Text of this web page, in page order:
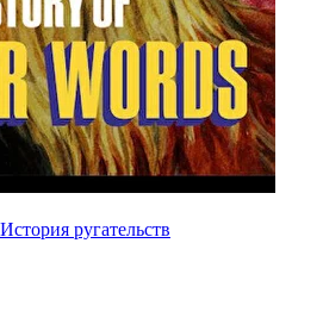
ругательств